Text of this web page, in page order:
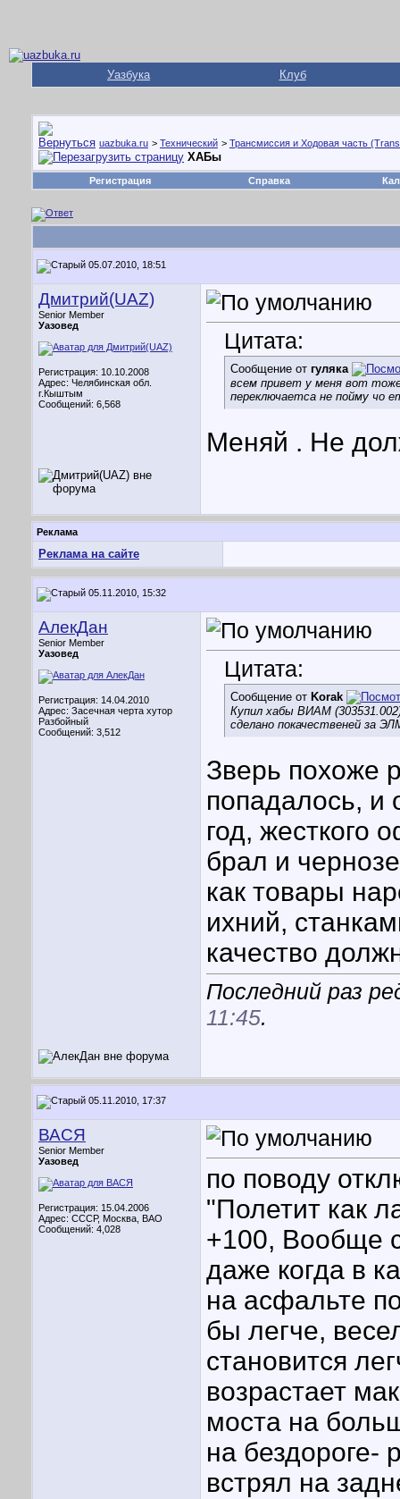
Уазбука Клуб
uazbuka.ru > Технический > Трансмиссия и Ходовая часть
ХАБы
Регистрация Справка
05.07.2010, 18:51
Дмитрий(UAZ)
Senior Member
Уазовед
Регистрация: 10.10.2008
Адрес: Челябинская обл.
г.Кыштым
Сообщений: 6,568
Цитата:
Сообщение от гуляка
всем привет у меня вот
переключаетса не пойму чо
Меняй . Не
Реклама
Реклама на сайте
05.11.2010, 15:32
АлекДан
Senior Member
Уазовед
Регистрация: 14.04.2010
Адрес: Засечная черта хутор
Разбойный
Сообщений: 3,512
Цитата:
Сообщение от Korak
Купил хабы ВИАМ
сделано покачественей за
Зверь похоже
попадалось, и
год, жесткого
брал и
как товары
ихний,
качество
Последний раз
11:45.
05.11.2010, 17:37
ВАСЯ
Senior Member
Уазовед
Регистрация: 15.04.2006
Адрес: СССР, Москва, ВАО
Сообщений: 4,028
по поводу
"Полетит как
+100, Вообще
даже когда в
на асфальте
бы легче,
становится
возрастает
моста на
на бездороге-
встрял на